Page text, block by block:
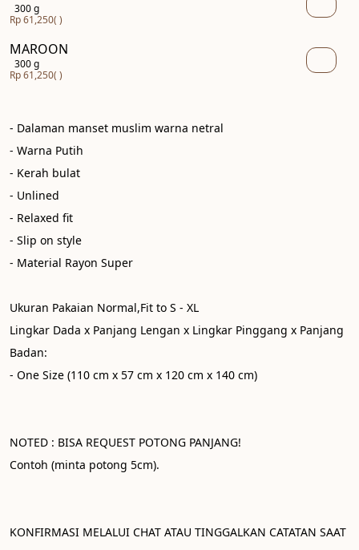
300 g
Rp 61,250( )
MAROON
300 g
Rp 61,250( )
- Dalaman manset muslim warna netral
- Warna Putih
- Kerah bulat
- Unlined
- Relaxed fit
- Slip on style
- Material Rayon Super
Ukuran Pakaian Normal,Fit to S - XL
Lingkar Dada x Panjang Lengan x Lingkar Pinggang x Panjang
Badan:
- One Size (110 cm x 57 cm x 120 cm x 140 cm)
NOTED : BISA REQUEST POTONG PANJANG!
Contoh (minta potong 5cm).
KONFIRMASI MELALUI CHAT ATAU TINGGALKAN CATATAN SAAT